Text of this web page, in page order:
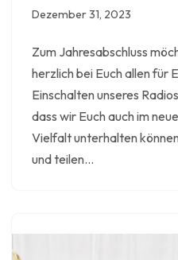
Dezember 31, 2023
Zum Jahresabschluss
herzlich bei Euch allen für
Einschalten unseres
dass wir Euch auch im
Vielfalt unterhalten
und teilen…